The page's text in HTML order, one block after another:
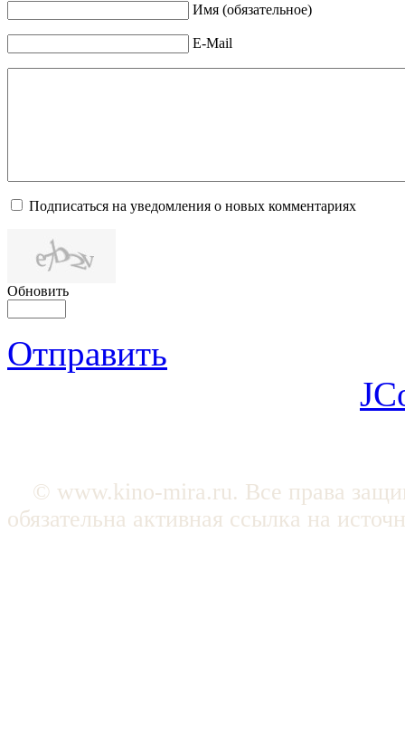
Имя (обязательное)
E-Mail
Подписаться на уведомления о новых комментариях
Обновить
Отправить
© www.kino-mira.ru. Все права
обязательна активная ссылка на